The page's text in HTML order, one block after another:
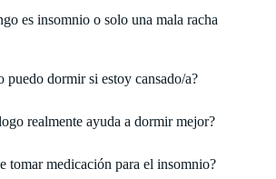
es insomnio o solo una mala racha
puedo dormir si estoy cansado/a?
realmente ayuda a dormir mejor?
tomar medicación para el insomnio?